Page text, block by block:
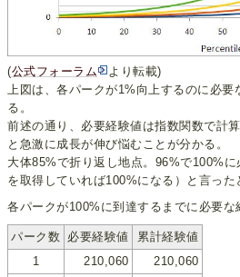
(公式フォーラム
より転載)
上図は、各パークが1%向上するのに必
る。
前述の通り、必要経験値は指数関数で計
と急激に成長が伸び悩むことが分かる。
大体85%で折り返し地点。96%で100%
を取得していれば100%になる）と言った
各パークが100%に到達するまでに必要な
パーク数 必要経験値
累計経験値
1
210,060
210,060